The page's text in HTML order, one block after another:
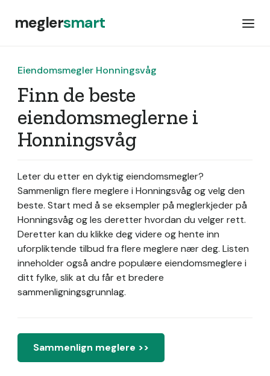
meglersmart
Eiendomsmegler Honningsvåg
Finn de beste
eiendomsmeglerne i
Honningsvåg
Leter du etter en dyktig eiendomsmegler?
Sammenlign flere meglere i Honningsvåg og velg den
beste. Start med å se eksempler på meglerkjeder på
Honningsvåg og les deretter hvordan du velger rett.
Deretter kan du klikke deg videre og hente inn
uforpliktende tilbud fra flere meglere nær deg. Listen
inneholder også andre populære eiendomsmeglere i
ditt fylke, slik at du får et bredere
sammenligningsgrunnlag.
Sammenlign meglere >>